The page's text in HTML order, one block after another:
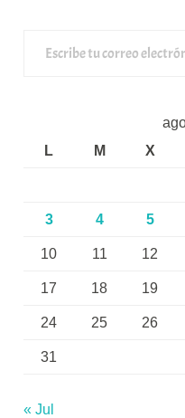
L
M X
3 4 5
10 11 12
17 18 19
24 25 26
31
« Jul